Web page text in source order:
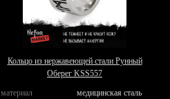
Кольцо из нержавеющей стали Рунный
Оберег KSS557
материал
медицинская сталь